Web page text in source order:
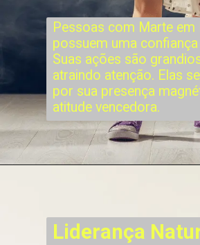
Pessoas com Marte em
possuem uma confiança
Suas ações são
atraindo atenção. Elas
por sua presença
atitude vencedora.
Liderança